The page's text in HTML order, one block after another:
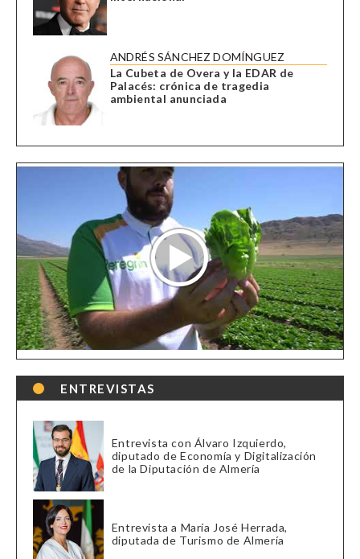
ANDRÉS SÁNCHEZ DOMÍNGUEZ
La Cubeta de Overa y la EDAR de
Palacés: crónica de tragedia
ambiental anunciada
ENTREVISTAS
Entrevista con Álvaro Izquierdo,
diputado de Economía y Digitalización
de la Diputación de Almería
Entrevista a María José Herrada,
diputada de Turismo de Almería